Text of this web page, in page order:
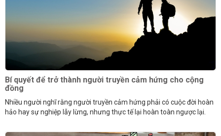
Bí quyết để trở thành người truyền cảm hứng cho cộng
đồng
Nhiều người nghĩ rằng người truyền cảm hứng phải có cuộc đời hoàn
hảo hay sự nghiệp lẫy lừng, nhưng thực tế lại hoàn toàn ngược lại.